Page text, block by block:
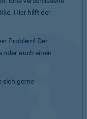
Hier hilft der
Problem! Der
oder auch einen
sich gerne